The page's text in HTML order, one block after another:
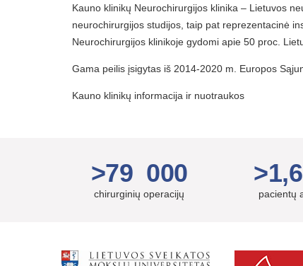
Kauno klinikų Neurochirurgijos klinika – Lietuvos
neurochirurgijos studijos, taip pat reprezentacinė
Neurochirurgijos klinikoje gydomi apie 50 proc.
Gama peilis įsigytas iš 2014-2020 m. Europos
Kauno klinikų informacija ir nuotraukos
>79 000
chirurginių operacijų pacientų